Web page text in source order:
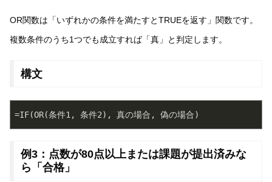
OR関数は「いずれかの条件を満たすとTRUEを返す」関数です。
複数条件のうち1つでも成立すれば「真」と判定します。
構文
例3：点数が80点以上または課題が提出済みな
ら「合格」